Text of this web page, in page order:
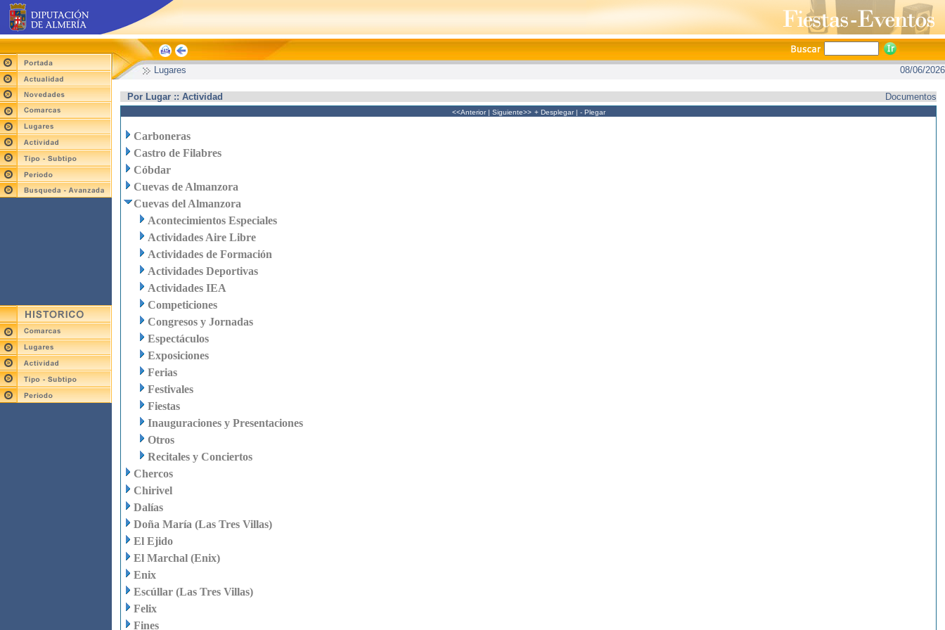
Lugares 08/06/2026
Por Lugar :: Actividad Documentos
<<Anterior| Siguiente>> + Desplegar| - Plegar
Carboneras
Castro de Filabres
Cóbdar
Cuevas de Almanzora
Cuevas del Almanzora
Acontecimientos Especiales
Actividades Aire Libre
Actividades de Formación
Actividades Deportivas
Actividades IEA
Competiciones
Congresos y Jornadas
Espectáculos
Exposiciones
Ferias
Festivales
Fiestas
Inauguraciones y Presentaciones
Otros
Recitales y Conciertos
Chercos
Chirivel
Dalías
Doña María (Las Tres Villas)
El Ejido
El Marchal (Enix)
Enix
Escúllar (Las Tres Villas)
Felix
Fines